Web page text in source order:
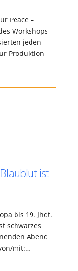
Peace –
Workshops
jeden
Produktion
ist
bis 19. Jhdt.
schwarzes
Abend
mit:…